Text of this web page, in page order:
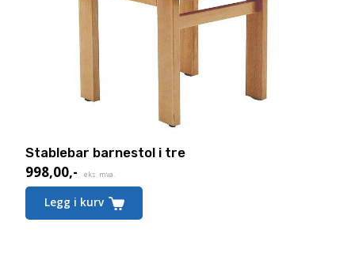
Stablebar barnestol i tre
998,00,- eks. mva.
Legg i kurv